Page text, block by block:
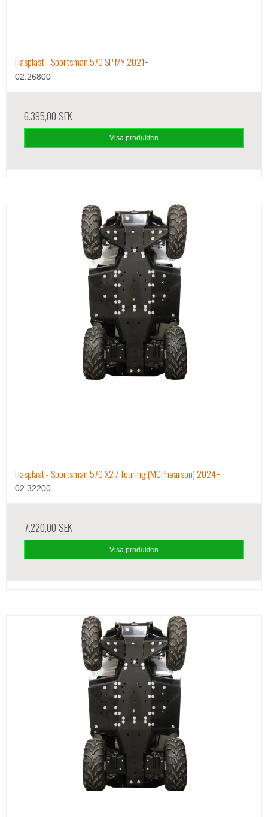
Hasplast - Sportsman 570 SP MY 2021+
02.26800
6.395,00 SEK
Visa produkten
Hasplast - Sportsman 570 X2 / Touring (MCPhearson) 2024+
02.32200
7.220,00 SEK
Visa produkten